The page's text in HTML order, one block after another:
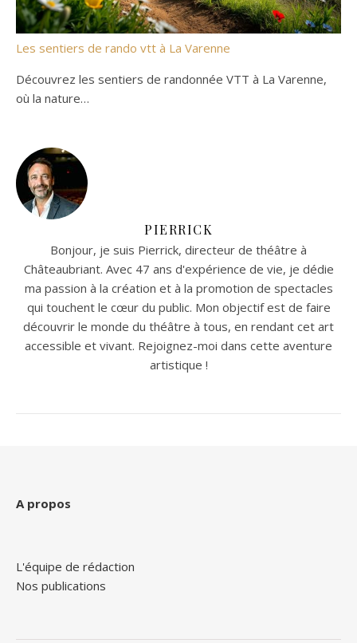
Les sentiers de rando vtt à La Varenne
Découvrez les sentiers de randonnée VTT à La Varenne,
où la nature…
PIERRICK
Bonjour, je suis Pierrick, directeur de théâtre à
Châteaubriant. Avec 47 ans d'expérience de vie, je dédie
ma passion à la création et à la promotion de spectacles
qui touchent le cœur du public. Mon objectif est de faire
découvrir le monde du théâtre à tous, en rendant cet art
accessible et vivant. Rejoignez-moi dans cette aventure
artistique !
A propos
L'équipe de rédaction
Nos publications